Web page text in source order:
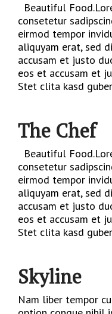
Beautiful
consetetur
eirmod tempor
aliquyam erat, sed
accusam et justo
eos et accusam et
Stet clita kasd
The Chef
Beautiful
consetetur
eirmod tempor
aliquyam erat, sed
accusam et justo
eos et accusam et
Stet clita kasd
Skyline
Nam liber tempor